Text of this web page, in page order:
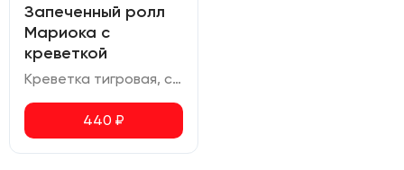
Запеченный ролл
Мариока с
креветкой
Креветка тигровая, сливочный сыр, соус унаги
440 ₽